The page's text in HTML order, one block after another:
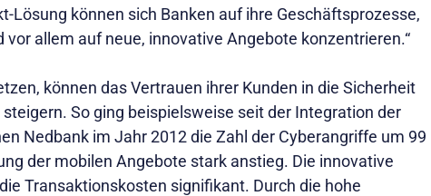
Lösung können sich Banken auf ihre Geschäftsprozesse,
allem auf neue, innovative Angebote konzentrieren.“
können das Vertrauen ihrer Kunden in die Sicherheit
So ging beispielsweise seit der Integration der
Nedbank im Jahr 2012 die Zahl der Cyberangriffe um 99
der mobilen Angebote stark anstieg. Die innovative
Transaktionskosten signifikant. Durch die hohe